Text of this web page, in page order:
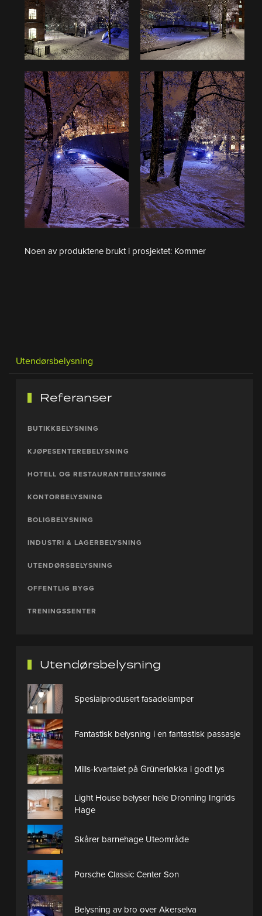
Noen av produktene brukt i prosjektet: Kommer
Utendørsbelysning
Referanser
BUTIKKBELYSNING
KJØPESENTEREBELYSNING
HOTELL OG RESTAURANTBELYSNING
KONTORBELYSNING
BOLIGBELYSNING
INDUSTRI & LAGERBELYSNING
UTENDØRSBELYSNING
OFFENTLIG BYGG
TRENINGSSENTER
Utendørsbelysning
Spesialprodusert fasadelamper
Fantastisk belysning i en fantastisk passasje
Mills-kvartalet på Grünerløkka i godt lys
Light House belyser hele Dronning Ingrids
Hage
Skårer barnehage Uteområde
Porsche Classic Center Son
Belysning av bro over Akerselva